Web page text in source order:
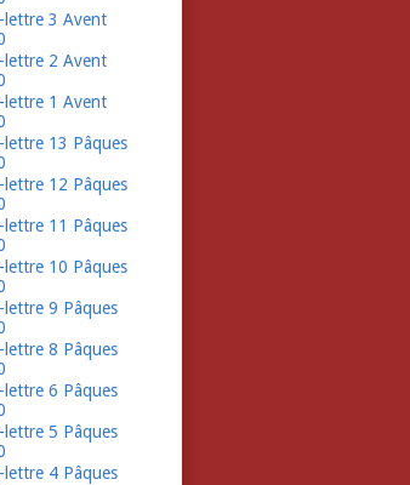
3 Avent
2 Avent
1 Avent
13 Pâques
12 Pâques
11 Pâques
10 Pâques
9 Pâques
8 Pâques
6 Pâques
5 Pâques
4 Pâques